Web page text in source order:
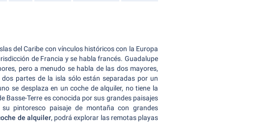
del Caribe con vínculos históricos con la Europa
de Francia y se habla francés. Guadalupe
pero a menudo se habla de las dos mayores,
dos partes de la isla sólo están separadas por un
se desplaza en un coche de alquiler, no tiene la
Basse-Terre es conocida por sus grandes paisajes
pintoresco paisaje de montaña con grandes
de alquiler, podrá explorar las remotas playas